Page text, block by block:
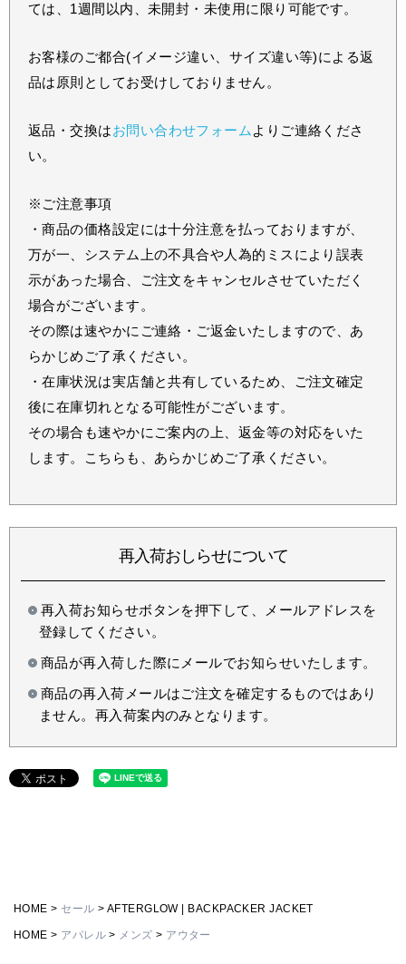
ては、1週間以内、未開封・未使用に限り可能です。
お客様のご都合(イメージ違い、サイズ違い等)による返
品は原則としてお受けしておりません。
返品・交換はお問い合わせフォーム よりご連絡くださ
い。
※ご注意事項
・商品の価格設定には十分注意を払っておりますが、
万が一、システム上の不具合や人為的ミスにより誤表
示があった場合、ご注文をキャンセルさせていただく
場合がございます。
その際は速やかにご連絡・ご返金いたしますので、あ
らかじめご了承ください。
・在庫状況は実店舗と共有しているため、ご注文確定
後に在庫切れとなる可能性がございます。
その場合も速やかにご案内の上、返金等の対応をいた
します。こちらも、あらかじめご了承ください。
再入荷おしらせについて
再入荷お知らせボタンを押下して、メールアドレスを
登録してください。
商品が再入荷した際にメールでお知らせいたします。
商品の再入荷メールはご注文を確定するものではあり
ません。再入荷案内のみとなります。
HOME セール AFTERGLOW | BACKPACKER JACKET
HOME アパレル メンズ アウター